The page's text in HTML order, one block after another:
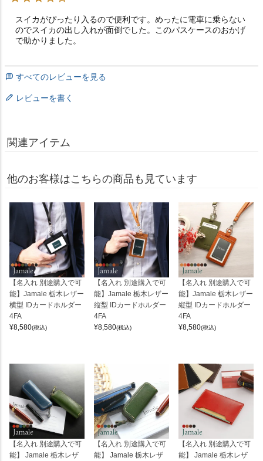
スイカがぴったり入るので便利です。めったに電車に乗らない
のでスイカの出し入れが面倒でした。このパスケースのおかげ
で助かりました。
すべてのレビューを見る
レビューを書く
関連アイテム
他のお客様はこちらの商品も見ています
【名入れ 別途購入で可
能】Jamale 栃木レザー
横型 IDカードホルダー
4FA
¥8,580(税込)
【名入れ 別途購入で可
能】Jamale 栃木レザー
縦型 IDカードホルダー
4FA
¥8,580(税込)
【名入れ 別途購入で可
能】Jamale 栃木レザー
縦型 IDカードホルダー
4FA
¥8,580(税込)
【名入れ 別途購入で可
能】 Jamale 栃木レザ
【名入れ 別途購入で可
能】 Jamale 栃木レザ
【名入れ 別途購入で可
能】 Jamale 栃木レザ